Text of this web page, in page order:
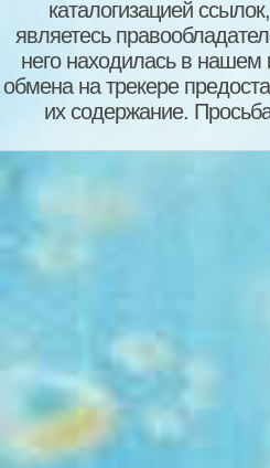
каталогизацией
являетесь
него находилась в
обмена на трекере
их содержание.